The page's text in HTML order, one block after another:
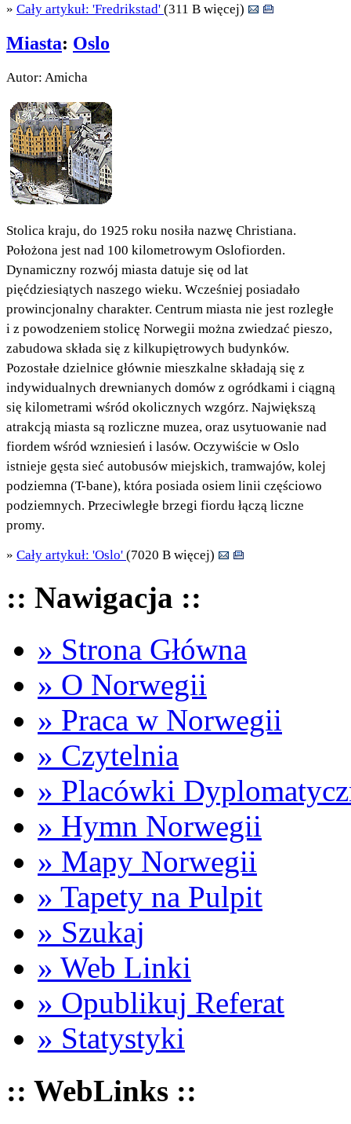
» Cały artykuł: 'Fredrikstad' (311 B więcej)
Miasta: Oslo
Autor: Amicha
Stolica kraju, do 1925 roku nosiła nazwę Christiana.
Położona jest nad 100 kilometrowym Oslofiorden.
Dynamiczny rozwój miasta datuje się od lat
pięćdziesiątych naszego wieku. Wcześniej posiadało
prowincjonalny charakter. Centrum miasta nie jest rozległe
i z powodzeniem stolicę Norwegii można zwiedzać pieszo,
zabudowa składa się z kilkupiętrowych budynków.
Pozostałe dzielnice głównie mieszkalne składają się z
indywidualnych drewnianych domów z ogródkami i ciągną
się kilometrami wśród okolicznych wzgórz. Największą
atrakcją miasta są rozliczne muzea, oraz usytuowanie nad
fiordem wśród wzniesień i lasów. Oczywiście w Oslo
istnieje gęsta sieć autobusów miejskich, tramwajów, kolej
podziemna (T-bane), która posiada osiem linii częściowo
podziemnych. Przeciwległe brzegi fiordu łączą liczne
promy.
» Cały artykuł: 'Oslo' (7020 B więcej)
:: Nawigacja ::
» Strona Główna
» O Norwegii
» Praca w Norwegii
» Czytelnia
» Placówki
» Hymn Norwegii
» Mapy Norwegii
» Tapety na Pulpit
» Szukaj
» Web Linki
» Opublikuj Referat
» Statystyki
:: WebLinks ::